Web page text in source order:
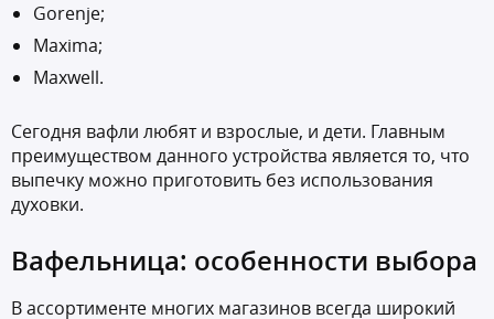
Gorenje;
Maxima;
Maxwell.
Сегодня вафли любят и взрослые, и дети. Главным
преимуществом данного устройства является то, что
выпечку можно приготовить без использования
духовки.
Вафельница: особенности выбора
В ассортименте многих магазинов всегда широкий